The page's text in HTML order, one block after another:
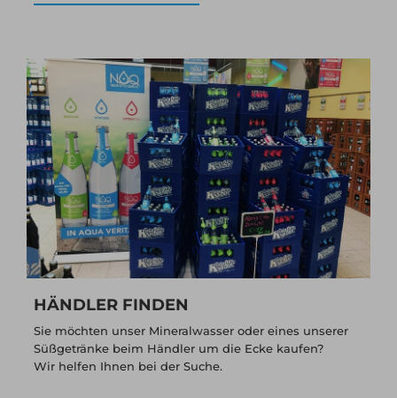
HÄNDLER FINDEN
Sie möchten unser Mineralwasser oder eines unserer
Süßgetränke beim Händler um die Ecke kaufen?
Wir helfen Ihnen bei der Suche.